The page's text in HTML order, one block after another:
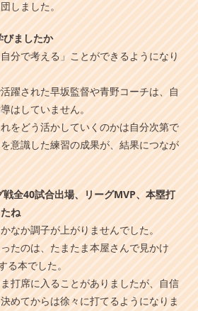
しました。
びましたか
分で考える」ことができるようになり
躍された早坂監督や青野コーチは、自
はしていません。
をどう活かしていくのかは自分次第で
意識した練習の成果が、結果につなが
全40試合出場、リーグMVP、本塁打
ね
なか調子が上がりませんでした。
たのは、たまたま本屋さんで見かけ
る本でした。
打席に入ることがありましたが、自信
めてからは徐々に打てるようになりま